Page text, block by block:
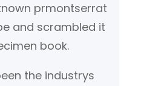
prmontserrat
and scrambled it
book.
the industrys